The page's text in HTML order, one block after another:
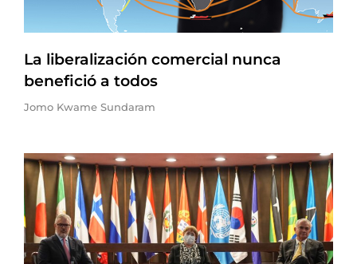
La liberalización comercial nunca
benefició a todos
Jomo Kwame Sundaram